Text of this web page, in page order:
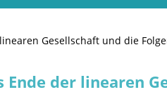
Gesellschaft und die
der linearen